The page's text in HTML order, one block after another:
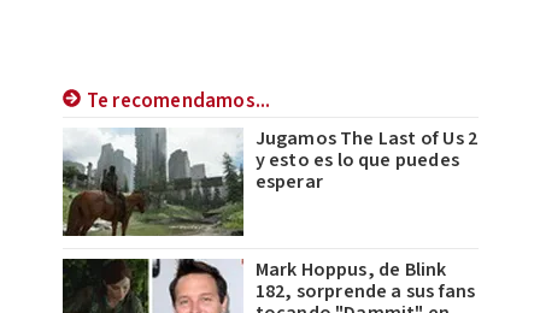
Te recomendamos...
Jugamos The Last of Us 2
y esto es lo que puedes
esperar
Mark Hoppus, de Blink
182, sorprende a sus fans